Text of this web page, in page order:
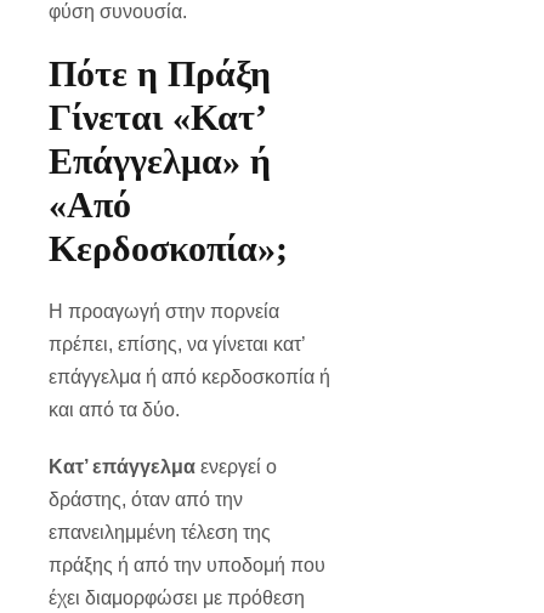
φύση συνουσία.
Πότε η Πράξη
Γίνεται «Κατ’
Επάγγελμα» ή
«Από
Κερδοσκοπία»;
Η προαγωγή στην πορνεία
πρέπει, επίσης, να γίνεται κατ’
επάγγελμα ή από κερδοσκοπία ή
και από τα δύο.
Κατ’ επάγγελμα ενεργεί ο
δράστης, όταν από την
επανειλημμένη τέλεση της
πράξης ή από την υποδομή που
έχει διαμορφώσει με πρόθεση